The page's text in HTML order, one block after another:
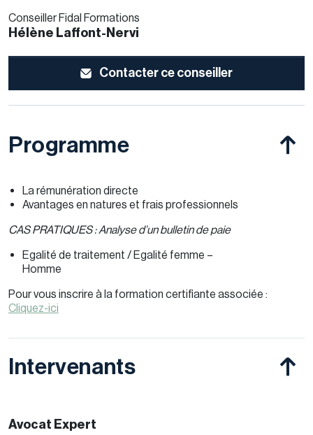
Conseiller Fidal Formations
Hélène Laffont-Nervi
Contacter ce conseiller
Programme
La rémunération directe
Avantages en natures et frais professionnels
CAS PRATIQUES : Analyse d’un bulletin de paie
Egalité de traitement / Egalité femme –
Homme
Pour vous inscrire à la formation certifiante associée :
Cliquez-ici
Intervenants
Avocat Expert